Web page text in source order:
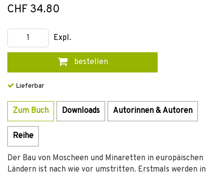
CHF 34.80
Expl.
bestellen
Lieferbar
Zum Buch Downloads Autorinnen & Autoren
Reihe
Der Bau von Moscheen und Minaretten in europäischen
Ländern ist nach wie vor umstritten. Erstmals werden in